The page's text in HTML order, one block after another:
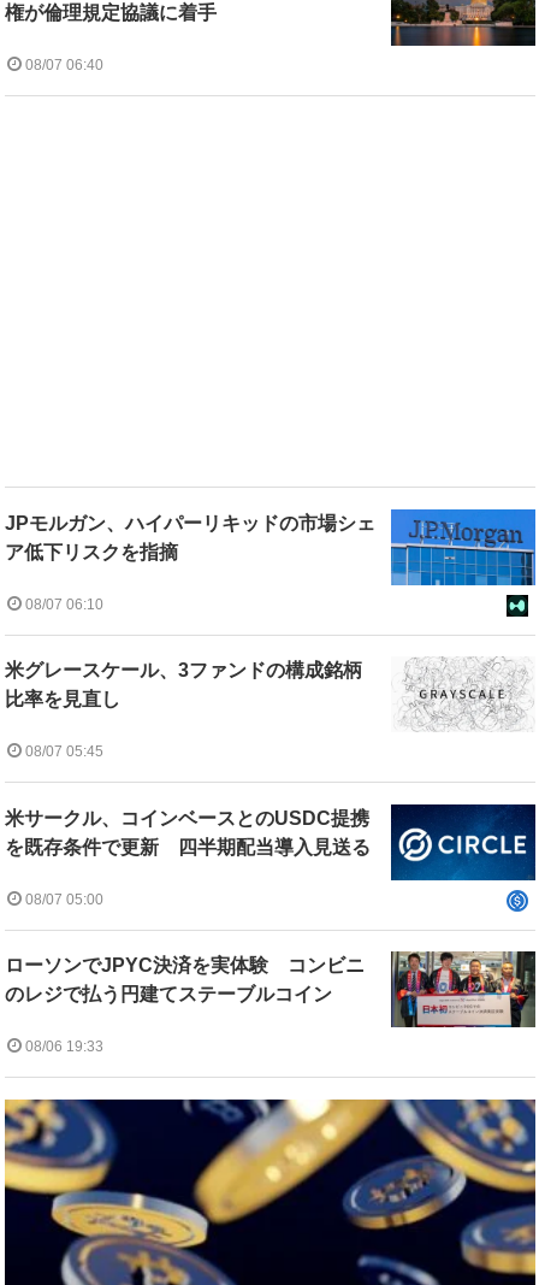
権が倫理規定協議に着手
08/07 06:40
JPモルガン、ハイパーリキッドの市場シェ
ア低下リスクを指摘
08/07 06:10
米グレースケール、3ファンドの構成銘柄
比率を見直し
08/07 05:45
米サークル、コインベースとのUSDC提携
を既存条件で更新 四半期配当導入見送る
08/07 05:00
ローソンでJPYC決済を実体験 コンビニ
のレジで払う円建てステーブルコイン
08/06 19:33